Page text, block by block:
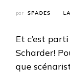
par SPADES
Et c’est
Scharder!
que